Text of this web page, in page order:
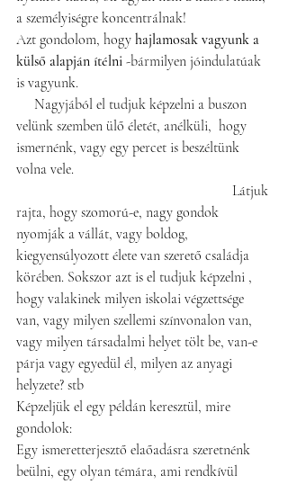
a személyiségre koncentrálnak!
Azt gondolom, hogy hajlamosak vagyunk a
külső alapján ítélni -bármilyen jóindulatúak
is vagyunk.
     Nagyjából el tudjuk képzelni a buszon
velünk szemben ülő életét, anélküli,  hogy
ismernénk, vagy egy percet is beszéltünk
volna vele.
                                                            Látjuk
rajta, hogy szomorú-e, nagy gondok
nyomják a vállát, vagy boldog,
kiegyensúlyozott élete van szerető családja
körében. Sokszor azt is el tudjuk képzelni ,
hogy valakinek milyen iskolai végzettsége
van, vagy milyen szellemi színvonalon van,
vagy milyen társadalmi helyet tölt be, van-e
párja vagy egyedül él, milyen az anyagi
helyzete? stb
Képzeljük el egy példán keresztül, mire
gondolok:
Egy ismeretterjesztő elaőadásra szeretnénk
beülni, egy olyan témára, ami rendkívül